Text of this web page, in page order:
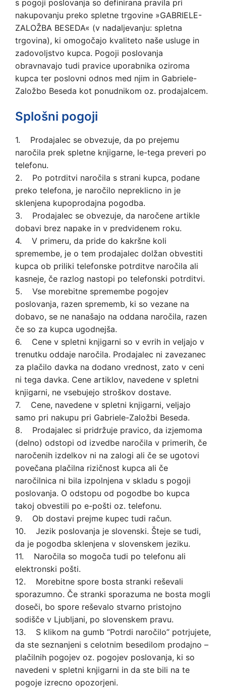
s pogoji poslovanja so definirana pravila pri
nakupovanju preko spletne trgovine »GABRIELE-
ZALOŽBA BESEDA« (v nadaljevanju: spletna
trgovina), ki omogočajo kvaliteto naše usluge in
zadovoljstvo kupca. Pogoji poslovanja
obravnavajo tudi pravice uporabnika oziroma
kupca ter poslovni odnos med njim in Gabriele-
Založbo Beseda kot ponudnikom oz. prodajalcem.
Splošni pogoji
1. Prodajalec se obvezuje, da po prejemu
naročila prek spletne knjigarne, le-tega preveri po
telefonu.
2. Po potrditvi naročila s strani kupca, podane
preko telefona, je naročilo nepreklicno in je
sklenjena kupoprodajna pogodba.
3. Prodajalec se obvezuje, da naročene artikle
dobavi brez napake in v predvidenem roku.
4. V primeru, da pride do kakršne koli
spremembe, je o tem prodajalec dolžan obvestiti
kupca ob priliki telefonske potrditve naročila ali
kasneje, če razlog nastopi po telefonski potrditvi.
5. Vse morebitne spremembe pogojev
poslovanja, razen sprememb, ki so vezane na
dobavo, se ne nanašajo na oddana naročila, razen
če so za kupca ugodnejša.
6. Cene v spletni knjigarni so v evrih in veljajo v
trenutku oddaje naročila. Prodajalec ni zavezanec
za plačilo davka na dodano vrednost, zato v ceni
ni tega davka. Cene artiklov, navedene v spletni
knjigarni, ne vsebujejo stroškov dostave.
7. Cene, navedene v spletni knjigarni, veljajo
samo pri nakupu pri Gabriele-Založbi Beseda.
8. Prodajalec si pridržuje pravico, da izjemoma
(delno) odstopi od izvedbe naročila v primerih, če
naročenih izdelkov ni na zalogi ali če se ugotovi
povečana plačilna rizičnost kupca ali če
naročilnica ni bila izpolnjena v skladu s pogoji
poslovanja. O odstopu od pogodbe bo kupca
takoj obvestili po e-pošti oz. telefonu.
9. Ob dostavi prejme kupec tudi račun.
10. Jezik poslovanja je slovenski. Šteje se tudi,
da je pogodba sklenjena v slovenskem jeziku.
11. Naročila so mogoča tudi po telefonu ali
elektronski pošti.
12. Morebitne spore bosta stranki reševali
sporazumno. Če stranki sporazuma ne bosta mogli
doseči, bo spore reševalo stvarno pristojno
sodišče v Ljubljani, po slovenskem pravu.
13. S klikom na gumb “Potrdi naročilo” potrjujete,
da ste seznanjeni s celotnim besedilom prodajno –
plačilnih pogojev oz. pogojev poslovanja, ki so
navedeni v spletni knjigarni in da ste bili na te
pogoje izrecno opozorjeni.